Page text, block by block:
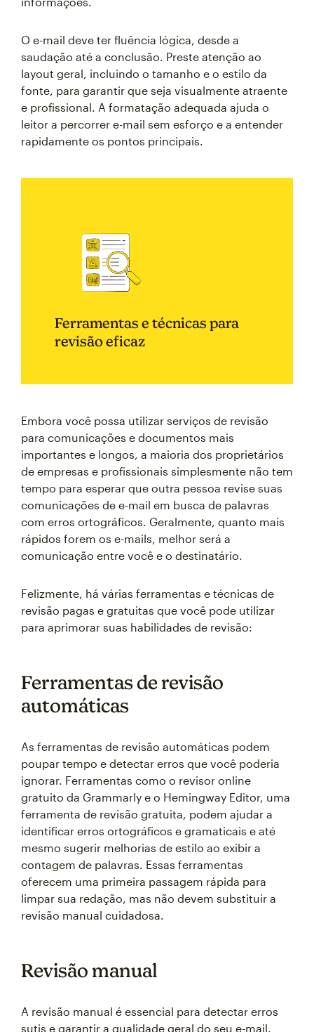
O e-mail deve ter fluência lógica, desde a
saudação até a conclusão. Preste atenção ao
layout geral, incluindo o tamanho e o estilo da
fonte, para garantir que seja visualmente atraente
e profissional. A formatação adequada ajuda o
leitor a percorrer e-mail sem esforço e a entender
rapidamente os pontos principais.
Ferramentas e técnicas para
revisão eficaz
Embora você possa utilizar serviços de revisão
para comunicações e documentos mais
importantes e longos, a maioria dos proprietários
de empresas e profissionais simplesmente não tem
tempo para esperar que outra pessoa revise suas
comunicações de e-mail em busca de palavras
com erros ortográficos. Geralmente, quanto mais
rápidos forem os e-mails, melhor será a
comunicação entre você e o destinatário.
Felizmente, há várias ferramentas e técnicas de
revisão pagas e gratuitas que você pode utilizar
para aprimorar suas habilidades de revisão:
Ferramentas de revisão
automáticas
As ferramentas de revisão automáticas podem
poupar tempo e detectar erros que você poderia
ignorar. Ferramentas como o revisor online
gratuito da Grammarly e o Hemingway Editor, uma
ferramenta de revisão gratuita, podem ajudar a
identificar erros ortográficos e gramaticais e até
mesmo sugerir melhorias de estilo ao exibir a
contagem de palavras. Essas ferramentas
oferecem uma primeira passagem rápida para
limpar sua redação, mas não devem substituir a
revisão manual cuidadosa.
Revisão manual
A revisão manual é essencial para detectar erros
sutis e garantir a qualidade geral do seu e-mail.